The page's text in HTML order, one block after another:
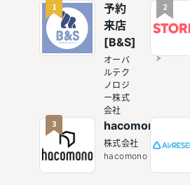
1
予約
来店
[B&S]
オーバ
ルテク
ノロジ
ー株式
会社
2
3 hacomono
株式会社
hacomono